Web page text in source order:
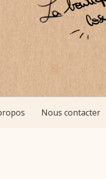
Nous contacter